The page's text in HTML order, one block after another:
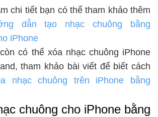
chi tiết bạn có thể tham khảo thêm
dẫn tạo nhạc chuông bằng
iPhone
có thể xóa nhạc chuông iPhone
tham khảo bài viết để biết cách
nhạc chuông trên iPhone bằng
chuông cho iPhone bằng